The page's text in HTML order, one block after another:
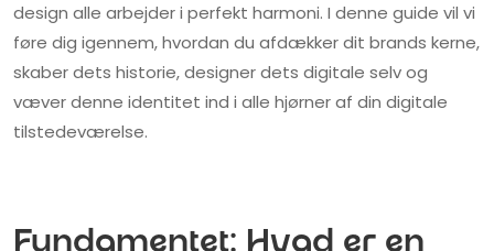
design alle arbejder i perfekt harmoni. I denne guide vil vi
føre dig igennem, hvordan du afdækker dit brands kerne,
skaber dets historie, designer dets digitale selv og
væver denne identitet ind i alle hjørner af din digitale
tilstedeværelse.